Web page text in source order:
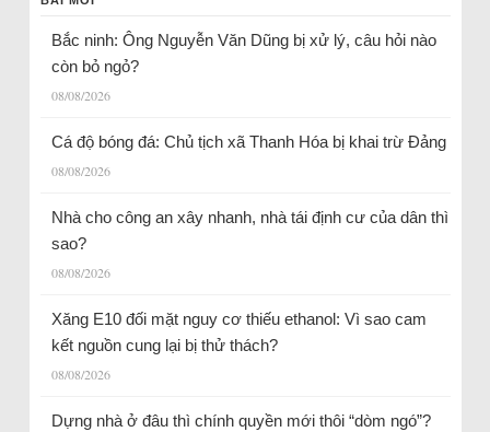
Bắc ninh: Ông Nguyễn Văn Dũng bị xử lý, câu hỏi nào
còn bỏ ngỏ?
08/08/2026
Cá độ bóng đá: Chủ tịch xã Thanh Hóa bị khai trừ Đảng
08/08/2026
Nhà cho công an xây nhanh, nhà tái định cư của dân thì
sao?
08/08/2026
Xăng E10 đối mặt nguy cơ thiếu ethanol: Vì sao cam
kết nguồn cung lại bị thử thách?
08/08/2026
Dựng nhà ở đâu thì chính quyền mới thôi “dòm ngó”?